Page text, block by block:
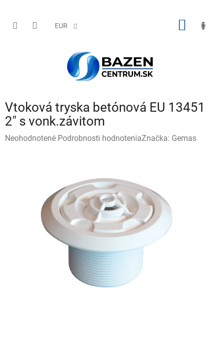
obsah
EUR
Vtoková tryska betónová EU 13451
2" s vonk.závitom
Priemerné
hviezdičiek.
Neohodnotené Podrobnosti hodnoteniaZnačka: Gemas